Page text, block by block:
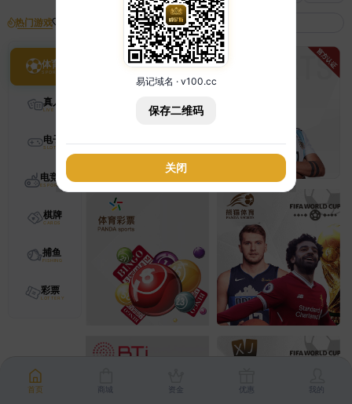
热门游戏
体育
真人
电子
电竞
棋牌
捕鱼
彩票
首页 商城 资金 优惠 我的
易记域名 · v100.cc
保存二维码
关闭